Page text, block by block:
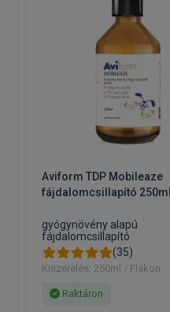
Aviform TDP Mobileaze
fájdalomcsillapító 250ml
gyógynövény alapú
fájdalomcsillapító
(35)
Kiszerelés: 250ml / Flakon
Raktáron